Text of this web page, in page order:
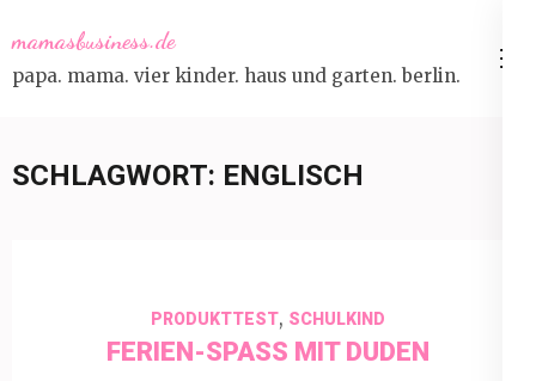
to
content
mamasbusiness.de
papa. mama. vier kinder. haus und garten. berlin.
SCHLAGWORT: ENGLISCH
PRODUKTTEST, SCHULKIND
FERIEN-SPASS MIT DUDEN